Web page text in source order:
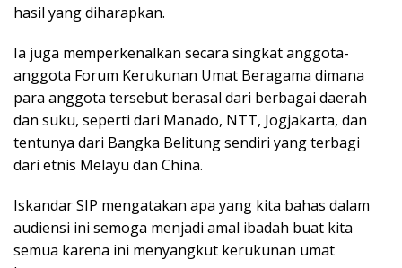
hasil yang diharapkan.
Ia juga memperkenalkan secara singkat anggota-
anggota Forum Kerukunan Umat Beragama dimana
para anggota tersebut berasal dari berbagai daerah
dan suku, seperti dari Manado, NTT, Jogjakarta, dan
tentunya dari Bangka Belitung sendiri yang terbagi
dari etnis Melayu dan China.
Iskandar SIP mengatakan apa yang kita bahas dalam
audiensi ini semoga menjadi amal ibadah buat kita
semua karena ini menyangkut kerukunan umat